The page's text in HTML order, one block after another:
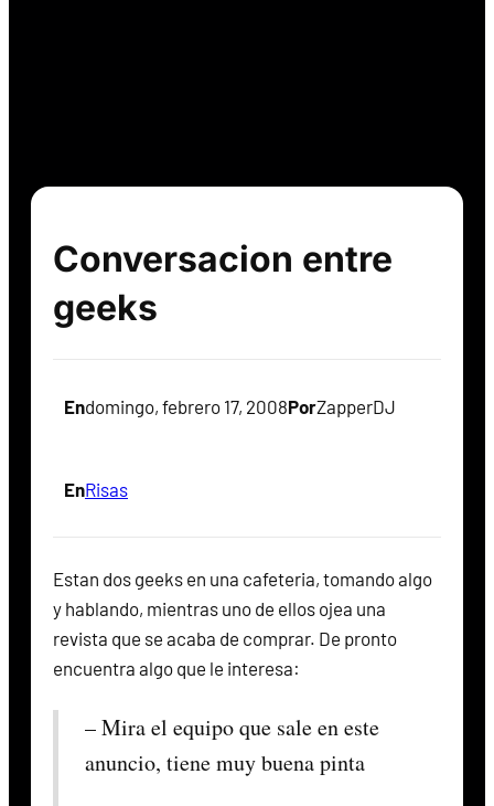
Conversacion entre
geeks
Endomingo, febrero 17, 2008PorZapperDJ
EnRisas
Estan dos geeks en una cafeteria, tomando algo
y hablando, mientras uno de ellos ojea una
revista que se acaba de comprar. De pronto
encuentra algo que le interesa:
– Mira el equipo que sale en este
anuncio, tiene muy buena pinta